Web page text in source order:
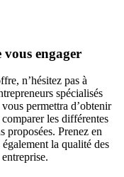
vous engager
n’hésitez pas à
spécialisés
permettra d’obtenir
les différentes
proposées. Prenez en
la qualité des